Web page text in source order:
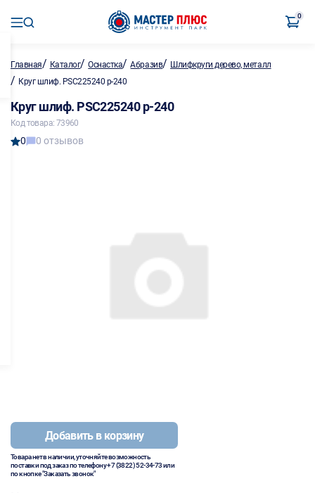
0
Главная/ Каталог/Оснастка/Абразив/ Шлифкруги дерево, металл
/ Круг шлиф. PSC225240 p-240
Круг шлиф. PSC225240 p-240
Код товара: 73960
0 0 отзывов
Добавить в корзину
Товара нет в наличии, уточняйте возможность
поставки под заказ по телефону+7 (3822) 52-34-73или
по кнопке "Заказать звонок"